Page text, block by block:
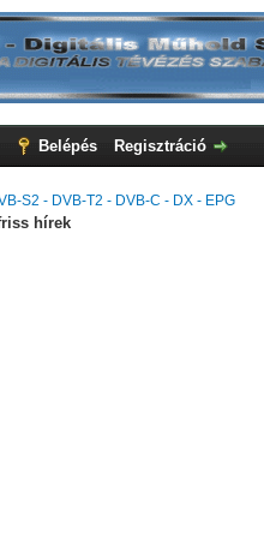
Belépés Regisztráció
S2 - DVB-T2 - DVB-C - DX - EPG
hírek